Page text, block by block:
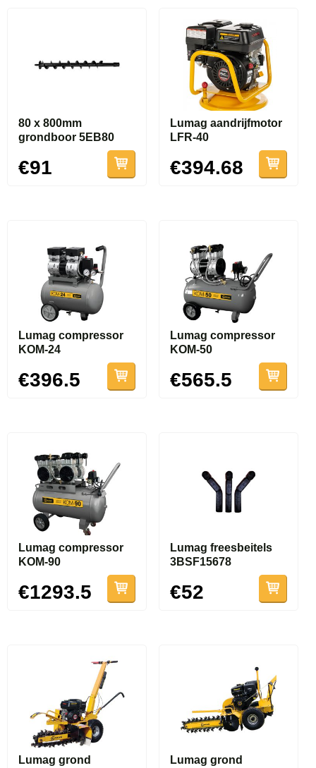
80 x 800mm
grondboor 5EB80
€91
Lumag aandrijfmotor
LFR-40
€394.68
Lumag compressor
KOM-24
€396.5
Lumag compressor
KOM-50
€565.5
Lumag compressor
KOM-90
€1293.5
Lumag freesbeitels
3BSF15678
€52
Lumag grond
Lumag grond